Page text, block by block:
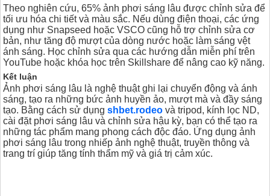
Theo nghiên cứu, 65% ảnh phơi sáng lâu được chỉnh sửa để
tối ưu hóa chi tiết và màu sắc. Nếu dùng điện thoại, các ứng
dụng như Snapseed hoặc VSCO cũng hỗ trợ chỉnh sửa cơ
bản, như tăng độ mượt của dòng nước hoặc làm sáng vệt
ánh sáng. Học chỉnh sửa qua các hướng dẫn miễn phí trên
YouTube hoặc khóa học trên Skillshare để nâng cao kỹ năng.
Kết luận
Ảnh phơi sáng lâu là nghệ thuật ghi lại chuyển động và ánh
sáng, tạo ra những bức ảnh huyền ảo, mượt mà và đầy sáng
tạo. Bằng cách sử dụng shbet.rodeo và tripod, kính lọc ND,
cài đặt phơi sáng lâu và chỉnh sửa hậu kỳ, bạn có thể tạo ra
những tác phẩm mang phong cách độc đáo. Ứng dụng ảnh
phơi sáng lâu trong nhiếp ảnh nghệ thuật, truyền thông và
trang trí giúp tăng tính thẩm mỹ và giá trị cảm xúc.